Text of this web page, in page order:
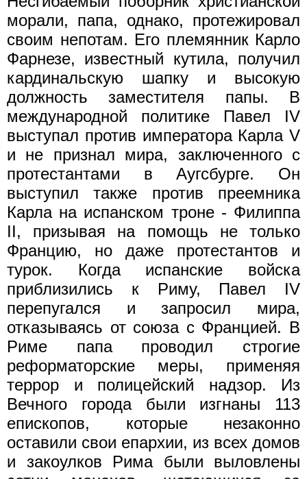
морали, папа, однако, протежировал
своим непотам. Его племянник Карло
Фарнезе, известный кутила, получил
кардинальскую шапку и высокую
должность заместителя папы. В
международной политике Павел IV
выступал против императора Карла V
и не признал мира, заключенного с
протестантами в Аугсбурге. Он
выступил также против преемника
Карла на испанском троне - Филиппа
II, призывая на помощь не только
Францию, но даже протестантов и
турок. Когда испанские войска
приблизились к Риму, Павел IV
перепугался и запросил мира,
отказываясь от союза с Францией. В
Риме папа проводил строгие
реформаторские меры, применяя
террор и полицейский надзор. Из
Вечного города были изгнаны 113
епископов, которые незаконно
оставили свои епархии, из всех домов
и закоулков Рима были выловлены